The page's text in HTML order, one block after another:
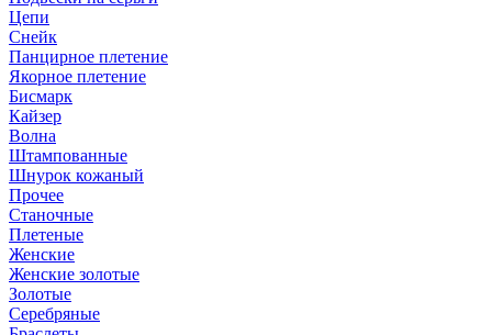
Цепи
Снейк
Панцирное плетение
Якорное плетение
Бисмарк
Кайзер
Волна
Штампованные
Шнурок кожаный
Прочее
Станочные
Плетеные
Женские
Женские золотые
Золотые
Серебряные